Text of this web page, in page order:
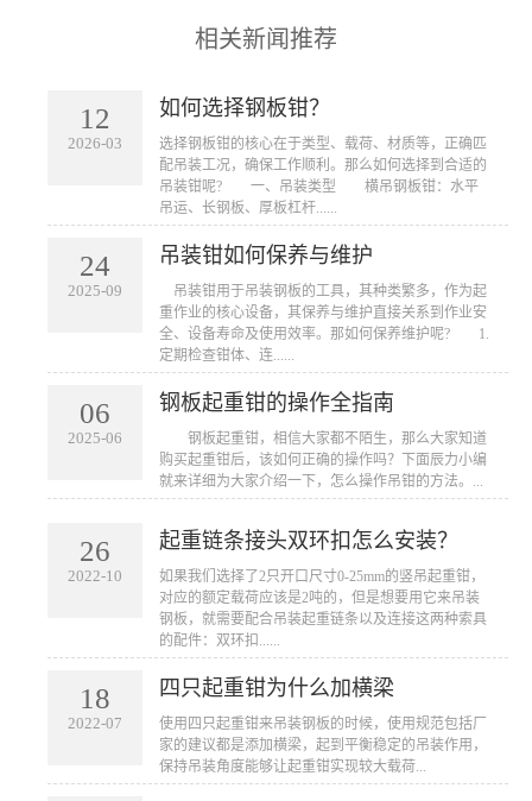
相关新闻推荐
12
2026-03
如何选择钢板钳？
​选择钢板钳的核心在于类型、载荷、材质等，正确匹
配吊装工况，确保工作顺利。那么如何选择到合适的
吊装钳呢? 一、吊装类型 横吊钢板钳：水平
吊运、长钢板、厚板杠杆......
24
2025-09
吊装钳如何保养与维护
​ 吊装钳用于吊装钢板的工具，其种类繁多，作为起
重作业的核心设备，其保养与维护直接关系到作业安
全、设备寿命及使用效率。那如何保养维护呢? 1.
定期检查钳体、连......
06
2025-06
钢板起重钳的操作全指南
​ 钢板起重钳，相信大家都不陌生，那么大家知道
购买起重钳后，该如何正确的操作吗？下面辰力小编
就来详细为大家介绍一下，怎么操作吊钳的方法。...
26
2022-10
起重链条接头双环扣怎么安装？
​如果我们选择了2只开口尺寸0-25mm的竖吊起重钳，
对应的额定载荷应该是2吨的，但是想要用它来吊装
钢板，就需要配合吊装起重链条以及连接这两种索具
的配件：双环扣......
18
2022-07
四只起重钳为什么加横梁
使用四只起重钳来吊装钢板的时候，使用规范包括厂
家的建议都是添加横梁，起到平衡稳定的吊装作用，
保持吊装角度能够让起重钳实现较大载荷...